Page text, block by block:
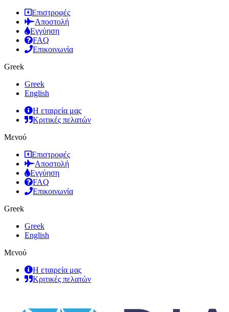
Επιστροφές
Αποστολή
Εγγύηση
FAQ
Επικοινωνία
Greek
Greek
English
Η εταιρεία μας
Κριτικές πελατών
Μενού
Επιστροφές
Αποστολή
Εγγύηση
FAQ
Επικοινωνία
Greek
Greek
English
Μενού
Η εταιρεία μας
Κριτικές πελατών